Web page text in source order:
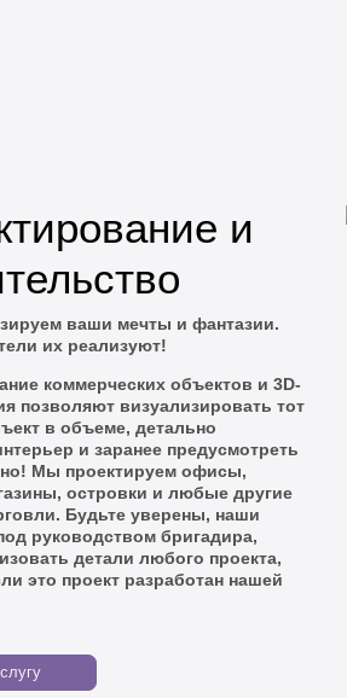
и
ваши мечты и фантазии.
их реализуют!
коммерческих объектов и 3D-
позволяют визуализировать тот
в объеме, детально
и заранее предусмотреть
Мы проектируем офисы,
островки и любые другие
Будьте уверены, наши
руководством бригадира,
детали любого проекта,
это проект разработан нашей